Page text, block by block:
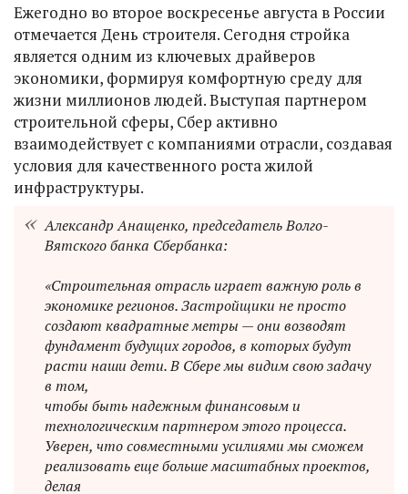
Ежегодно во второе воскресенье августа в России
отмечается День строителя. Сегодня стройка
является одним из ключевых драйверов
экономики, формируя комфортную среду для
жизни миллионов людей. Выступая партнером
строительной сферы, Сбер активно
взаимодействует с компаниями отрасли, создавая
условия для качественного роста жилой
инфраструктуры.
Александр Анащенко, председатель Волго-
Вятского банка Сбербанка:
«Строительная отрасль играет важную роль в
экономике регионов. Застройщики не просто
создают квадратные метры — они возводят
фундамент будущих городов, в которых будут
расти наши дети. В Сбере мы видим свою задачу
в том,
чтобы быть надежным финансовым и
технологическим партнером этого процесса.
Уверен, что совместными усилиями мы сможем
реализовать еще больше масштабных проектов,
делая